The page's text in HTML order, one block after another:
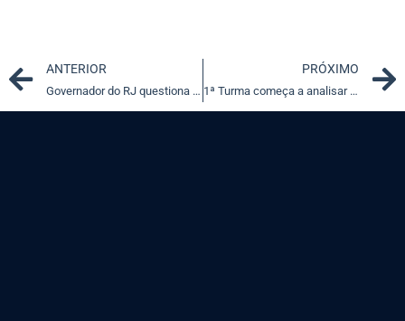
Prev
ANTERIOR
Governador do RJ questiona obrigação legal de destinar recursos dos royalties petróleo à saúde e à educação
PRÓXIMO
1ª Turma começa a analisar recurso contra decisão do júri que absolve réu contra provas dos autos